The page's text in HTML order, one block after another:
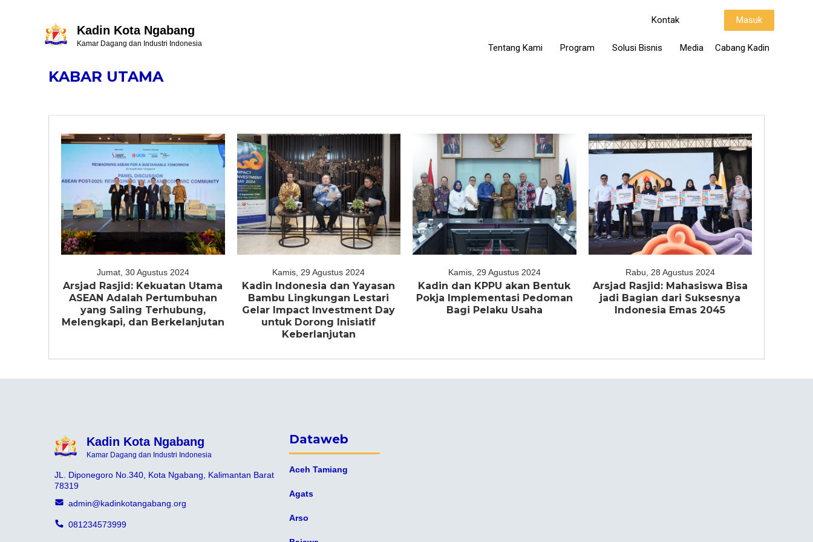
Kadin Kota Ngabang
Kamar Dagang dan Industri Indonesia
Kontak Masuk
Tentang Kami Program Solusi Bisnis Media Cabang Kadin
KABAR UTAMA
Jumat, 30 Agustus 2024
Arsjad Rasjid: Kekuatan Utama
ASEAN Adalah Pertumbuhan
yang Saling Terhubung,
Melengkapi, dan Berkelanjutan
Kamis, 29 Agustus 2024
Kadin Indonesia dan Yayasan
Bambu Lingkungan Lestari
Gelar Impact Investment Day
untuk Dorong Inisiatif
Keberlanjutan
Kamis, 29 Agustus 2024
Kadin dan KPPU akan Bentuk
Pokja Implementasi Pedoman
Bagi Pelaku Usaha
Rabu, 28 Agustus 2024
Arsjad Rasjid: Mahasiswa Bisa
jadi Bagian dari Suksesnya
Indonesia Emas 2045
Kadin Kota Ngabang
Kamar Dagang dan Industri Indonesia
JL. Diponegoro No.340, Kota Ngabang, Kalimantan Barat
78319
admin@kadinkotangabang.org
081234573999
Dataweb
Aceh Tamiang
Agats
Arso